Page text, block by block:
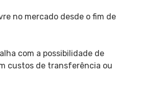
no mercado desde o fim de
com a possibilidade de
custos de transferência ou